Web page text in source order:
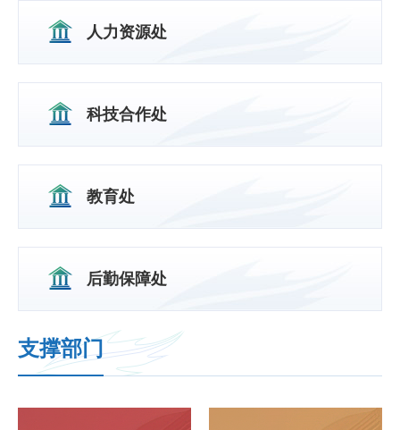
人力资源处
科技合作处
教育处
后勤保障处
支撑部门